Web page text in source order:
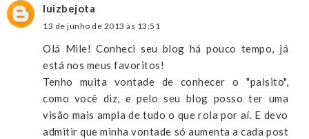
luizbejota
13 de junho de 2013 às 13:51
Olá Mile! Conheci seu blog há pouco tempo, já
está nos meus favoritos!
Tenho muita vontade de conhecer o "paisito",
como você diz, e pelo seu blog posso ter uma
visão mais ampla de tudo o que rola por aí. E devo
admitir que minha vontade só aumenta a cada post